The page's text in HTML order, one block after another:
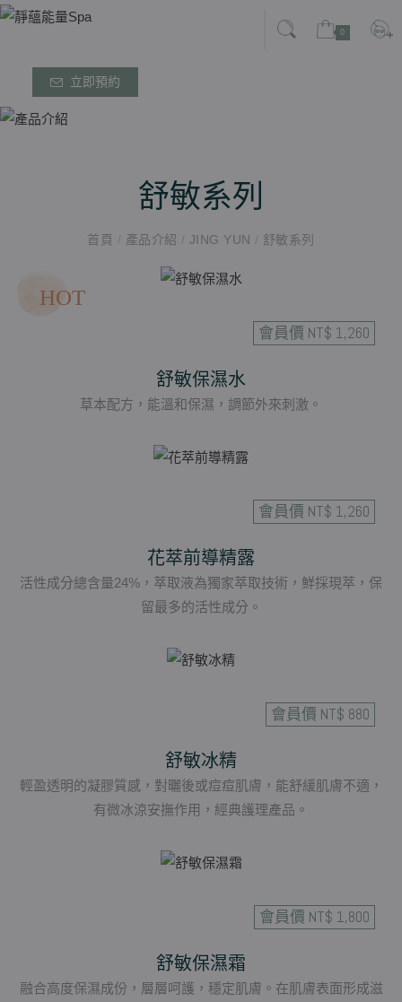
0
立即預約
舒敏系列
首頁 / 產品介紹 / JING YUN / 舒敏系列
會員價 NT$ 1,260
HOT
舒敏保濕水
草本配方，能溫和保濕，調節外來刺激。
會員價 NT$ 1,260
花萃前導精露
活性成分總含量24%，萃取液為獨家萃取技術，鮮採現萃，保
留最多的活性成分。
會員價 NT$ 880
舒敏冰精
輕盈透明的凝膠質感，對曬後或痘痘肌膚，能舒緩肌膚不適，
有微冰涼安撫作用，經典護理產品。
會員價 NT$ 1,800
舒敏保濕霜
融合高度保濕成份，層層呵護，穩定肌膚。在肌膚表面形成滋